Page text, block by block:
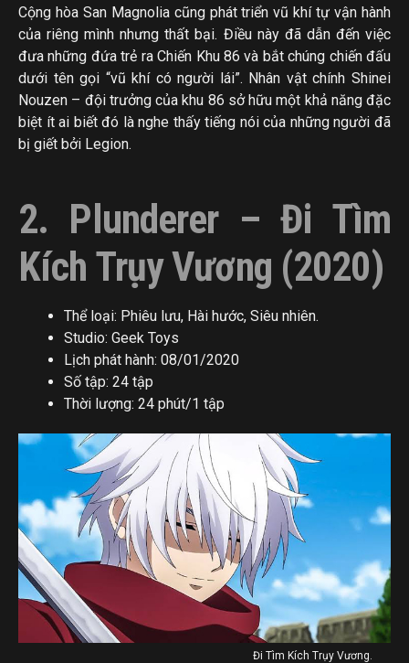
Cộng hòa San Magnolia cũng phát triển vũ khí tự vận hành
của riêng mình nhưng thất bại. Điều này đã dẫn đến việc
đưa những đứa trẻ ra Chiến Khu 86 và bắt chúng chiến đấu
dưới tên gọi “vũ khí có người lái”. Nhân vật chính Shinei
Nouzen – đội trưởng của khu 86 sở hữu một khả năng đặc
biệt ít ai biết đó là nghe thấy tiếng nói của những người đã
bị giết bởi Legion.
2. Plunderer – Đi Tìm
Kích Trụy Vương (2020)
Thể loại: Phiêu lưu, Hài hước, Siêu nhiên.
Studio: Geek Toys
Lịch phát hành: 08/01/2020
Số tập: 24 tập
Thời lượng: 24 phút/1 tập
Đi Tìm Kích Trụy Vương.